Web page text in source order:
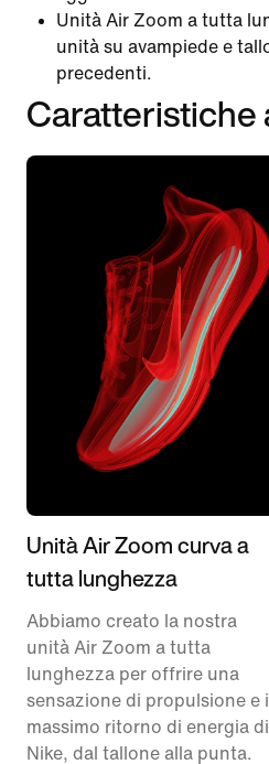
Unità Air Zoom a tutta
unità su avampiede e
precedenti.
Caratteristiche
Unità Air Zoom curva a
tutta lunghezza
Abbiamo creato la nostra
unità Air Zoom a tutta
lunghezza per offrire una
sensazione di propulsione e il
massimo ritorno di energia di
Nike, dal tallone alla punta.